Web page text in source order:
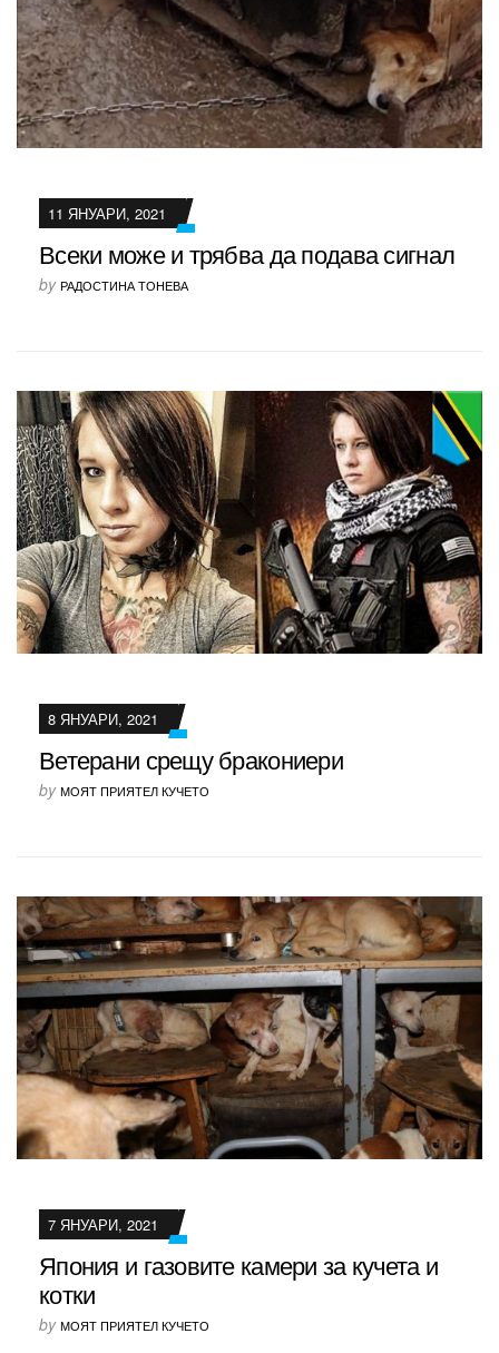
11 ЯНУАРИ, 2021
Всеки може и трябва да подава сигнал
by РАДОСТИНА ТОНЕВА
8 ЯНУАРИ, 2021
Ветерани срещу бракониери
by МОЯТ ПРИЯТЕЛ КУЧЕТО
7 ЯНУАРИ, 2021
Япония и газовите камери за кучета и
котки
by МОЯТ ПРИЯТЕЛ КУЧЕТО